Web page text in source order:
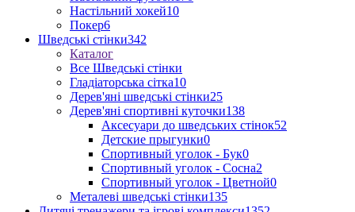
Настільний хокей10
Покер6
Шведські стінки342
Каталог
Все Шведські стінки
Гладіаторська сітка10
Дерев'яні шведські стінки25
Дерев'яні спортивні куточки138
Аксесуари до шведських стінок52
Детские прыгунки0
Спортивный уголок - Бук0
Спортивный уголок - Сосна2
Спортивный уголок - Цветной0
Металеві шведські стінки135